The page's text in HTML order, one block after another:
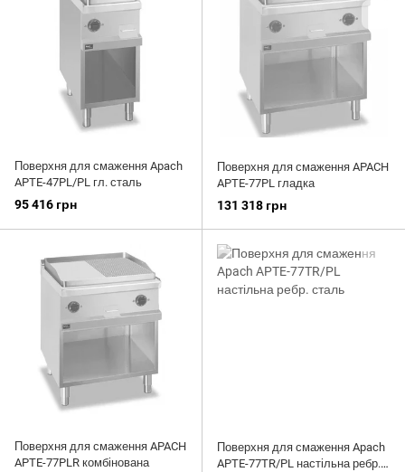
Поверхня для смаження Apach
APTE-47PL/PL гл. сталь
95 416 грн
Поверхня для смаження APACH
APTE-77PL гладка
131 318 грн
Поверхня для смаження APACH
APTE-77PLR комбінована
Поверхня для смаження Apach
APTE-77TR/PL настільна ребр.